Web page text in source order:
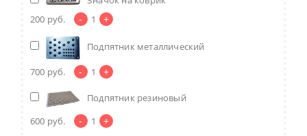
200 руб. - 1 +
Подпятник металлический
700 руб. - 1 +
Подпятник резиновый
600 руб. - 1 +